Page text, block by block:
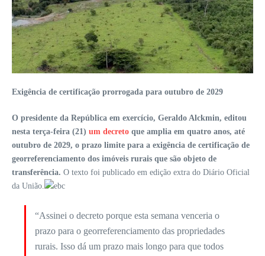
Exigência de certificação prorrogada para outubro de 2029
O presidente da República em exercício, Geraldo Alckmin, editou
nesta terça-feira (21) um decreto que amplia em quatro anos, até
outubro de 2029, o prazo limite para a exigência de certificação de
georreferenciamento dos imóveis rurais que são objeto de
transferência. O texto foi publicado em edição extra do Diário Oficial
da União.
“Assinei o decreto porque esta semana venceria o
prazo para o georreferenciamento das propriedades
rurais. Isso dá um prazo mais longo para que todos